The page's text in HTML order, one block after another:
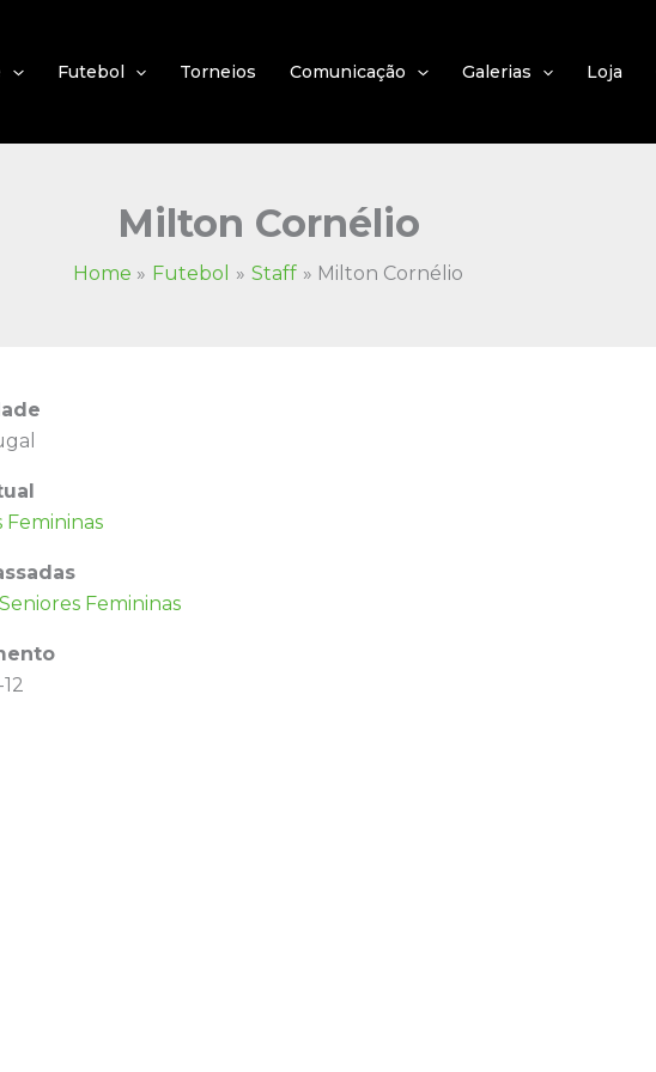
Futebol Torneios Comunicação Galerias Loja
Milton Cornélio
Home Futebol Staff Milton Cornélio
Femininas
Seniores Femininas